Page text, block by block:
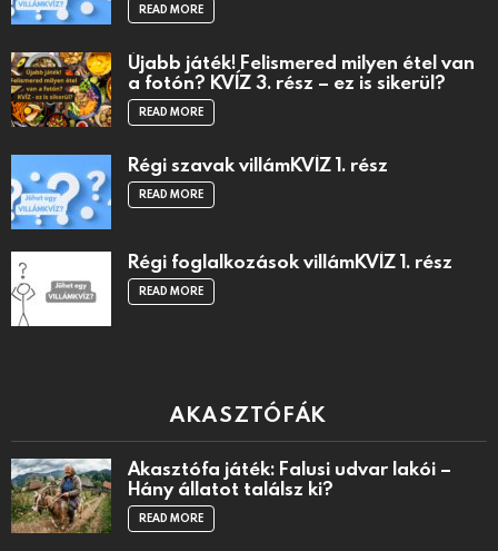
READ MORE
Újabb játék! Felismered milyen étel van
a fotón? KVÍZ 3. rész – ez is sikerül?
READ MORE
Régi szavak villámKVÍZ 1. rész
READ MORE
Régi foglalkozások villámKVÍZ 1. rész
READ MORE
AKASZTÓFÁK
Akasztófa játék: Falusi udvar lakói –
Hány állatot találsz ki?
READ MORE